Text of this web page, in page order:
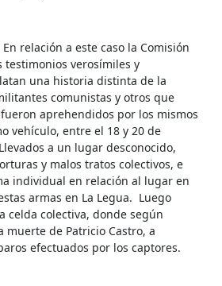
este caso la Comisión
verosímiles y
una historia distinta de la
comunistas y otros que
aprehendidos por los mismos
vehículo, entre el 18 y 20 de
a un lugar desconocido,
y malos tratos colectivos, e
individual en relación al lugar en
armas en La Legua. Luego
celda colectiva, donde según
muerte de Patricio Castro, a
efectuados por los captores.